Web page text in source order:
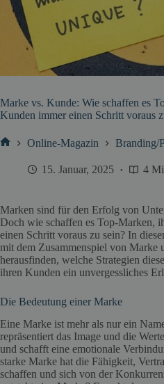
Marke vs. Kunde: Wie schaffen es
Kunden immer einen Schritt voraus
Online-Magazin Branding/
15. Januar, 2025 4
Marken sind für den Erfolg von
Doch wie schaffen es Top-Marken,
einen Schritt voraus zu sein? In
mit dem Zusammenspiel von Marke
herausfinden, welche Strategien
ihren Kunden ein unvergessliches
Die Bedeutung einer Marke
Eine Marke ist mehr als nur ein
repräsentiert das Image und die
und schafft eine emotionale
starke Marke hat die Fähigkeit,
schaffen und sich von der